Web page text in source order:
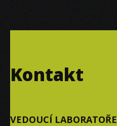
Kontakt
VEDOUCÍ LABORATOŘE